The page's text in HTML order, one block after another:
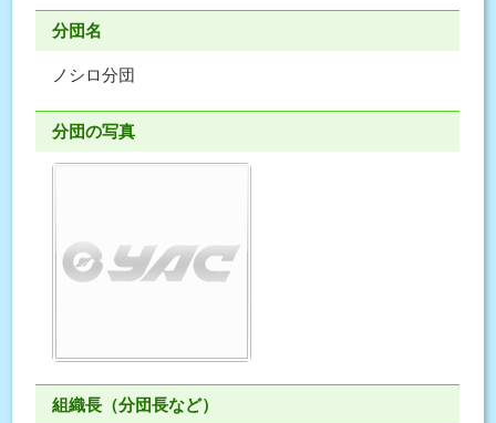
分団名
ノシロ分団
分団の写真
組織長（分団長など）